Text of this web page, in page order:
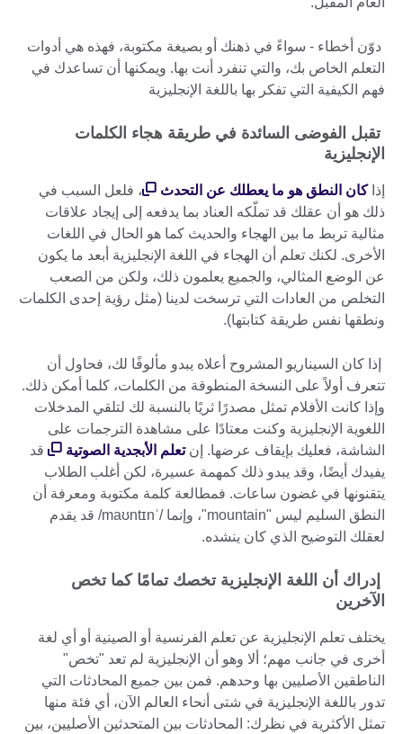
دوّن أخطاء - سواءً في ذهنك أو بصيغة مكتوبة، فهذه هي أدوات
التعلم الخاص بك، والتي تنفرد أنت بها. ويمكنها أن تساعدك في
فهم الكيفية التي تفكر بها باللغة الإنجليزية
تقبل الفوضى السائدة في طريقة هجاء الكلمات
الإنجليزية
إذاكان النطق هو ما يعطلك عن التحدث
، فلعل السبب في
ذلك هو أن عقلك قد تملّكه العناد بما يدفعه إلى إيجاد علاقات
مثالية تربط ما بين الهجاء والحديث كما هو الحال في اللغات
الأخرى. لكنك تعلم أن الهجاء في اللغة الإنجليزية أبعد ما يكون
عن الوضع المثالي، والجميع يعلمون ذلك، ولكن من الصعب
التخلص من العادات التي ترسخت لدينا (مثل رؤية إحدى الكلمات
ونطقها نفس طريقة كتابتها).
إذا كان السيناريو المشروح أعلاه يبدو مألوفًا لك، فحاول أن
تتعرف أولاً على النسخة المنطوقة من الكلمات، كلما أمكن ذلك.
وإذا كانت الأفلام تمثل مصدرًا ثريًا بالنسبة لك لتلقي المدخلات
اللغوية الإنجليزية وكنت معتادًا على مشاهدة الترجمات على
الشاشة، فعليك بإيقاف عرضها. إن تعلم الأبجدية الصوتية
قد
يفيدك أيضًا، وقد يبدو ذلك كمهمة عسيرة، لكن أغلب الطلاب
يتقنونها في غضون ساعات. فمطالعة كلمة مكتوبة ومعرفة أن
النطق السليم ليس "mountain"، وإنما /ˈmaʊntɪn/ قد يقدم
لعقلك التوضيح الذي كان ينشده.
إدراك أن اللغة الإنجليزية تخصك تمامًا كما تخص
الآخرين
يختلف تعلم الإنجليزية عن تعلم الفرنسية أو الصينية أو أي لغة
أخرى في جانب مهم؛ ألا وهو أن الإنجليزية لم تعد "تخص"
الناطقين الأصليين بها وحدهم. فمن بين جميع المحادثات التي
تدور باللغة الإنجليزية في شتى أنحاء العالم الآن، أي فئة منها
تمثل الأكثرية في نظرك: المحادثات بين المتحدثين الأصليين، بين